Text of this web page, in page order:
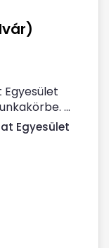
...
Egyesület